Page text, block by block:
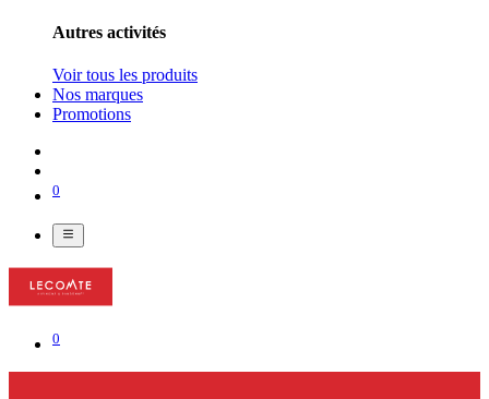
Autres activités
Voir tous les produits
Nos marques
Promotions
0
0